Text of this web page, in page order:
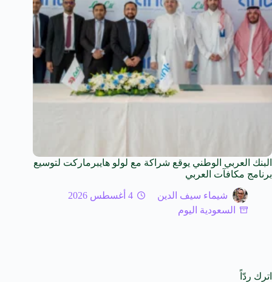
البنك العربي الوطني يوقع شراكة مع لولو هايبرماركت لتوسيع
برنامج مكافآت العربي
شيماء سيف الدين
4 أغسطس 2026
السعودية اليوم
اترك ردّاً